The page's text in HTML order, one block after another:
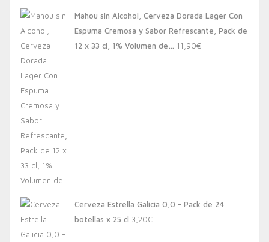
Mahou sin Alcohol, Cerveza Dorada Lager Con
Espuma Cremosa y Sabor Refrescante, Pack de
12 x 33 cl, 1% Volumen de… 11,90€
Cerveza Estrella Galicia 0,0 - Pack de 24
botellas x 25 cl 3,20€